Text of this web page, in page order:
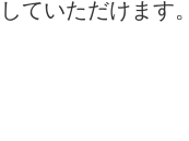
ていただけます